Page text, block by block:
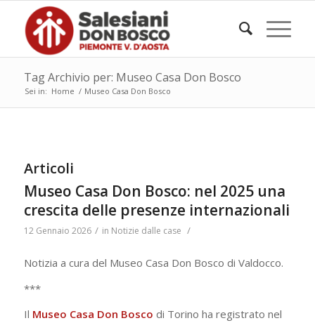
Tag Archivio per: Museo Casa Don Bosco
Sei in: Home / Museo Casa Don Bosco
Articoli
Museo Casa Don Bosco: nel 2025 una
crescita delle presenze internazionali
12 Gennaio 2026 / in Notizie dalle case /
Notizia a cura del Museo Casa Don Bosco di Valdocco.
***
Il Museo Casa Don Bosco di Torino ha registrato nel